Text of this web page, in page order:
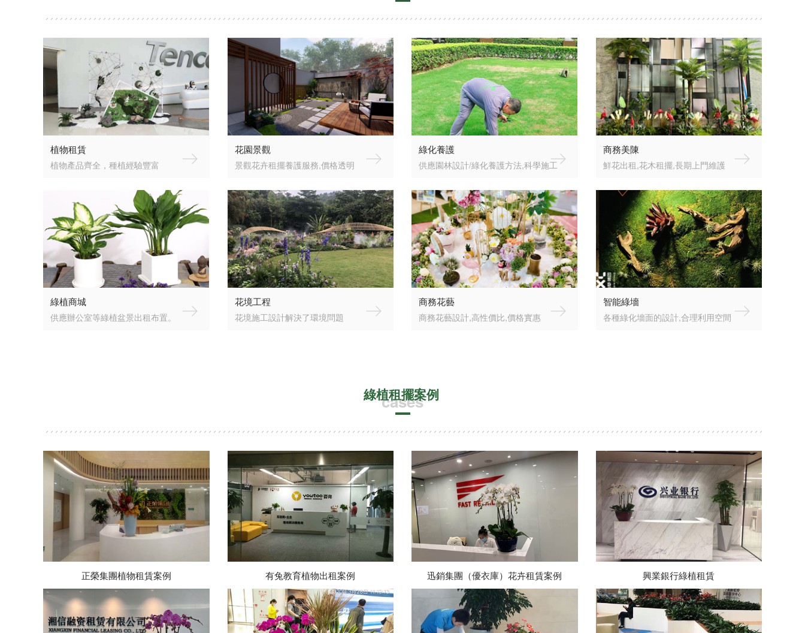
植物租賃
植物產品齊全，種植經驗豐富
花園景觀
景觀花卉租擺養護服務,價格透明
綠化養護
供應園林設計/綠化養護方法,科學施工
商務美陳
鮮花出租,花木租擺,長期上門維護
綠植商城
供應辦公室等綠植盆景出租布置。
花境工程
花境施工設計解決了環境問題
商務花藝
商務花藝設計,高性價比,價格實惠
智能綠墻
各種綠化墻面的設計,合理利用空間
綠植租擺案例
cases
正榮集團植物租賃案例 有兔教育植物出租案例 迅銷集團（優衣庫）花卉租賃案例 興業銀行綠植租賃